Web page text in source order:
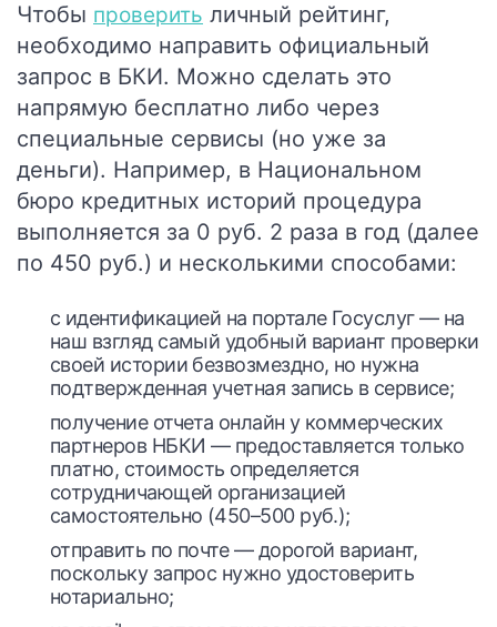
Чтобы проверить личный рейтинг,
необходимо направить официальный
запрос в БКИ. Можно сделать это
напрямую бесплатно либо через
специальные сервисы (но уже за
деньги). Например, в Национальном
бюро кредитных историй процедура
выполняется за 0 руб. 2 раза в год (далее
по 450 руб.) и несколькими способами:
с идентификацией на портале Госуслуг— на
наш взгляд самый удобный вариант проверки
своей истории безвозмездно, но нужна
подтвержденная учетная запись в сервисе;
получение отчета онлайн у коммерческих
партнеров НБКИ — предоставляется только
платно, стоимость определяется
сотрудничающей организацией
самостоятельно (450–500 руб.);
отправить по почте — дорогой вариант,
поскольку запрос нужно удостоверить
нотариально;